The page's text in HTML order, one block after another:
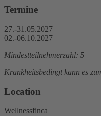
Termine
27.-31.05.2027
02.-06.10.2027
Mindestteilnehmerzahl: 5
Krankheitsbedingt kann es
Location
Wellnessfinca